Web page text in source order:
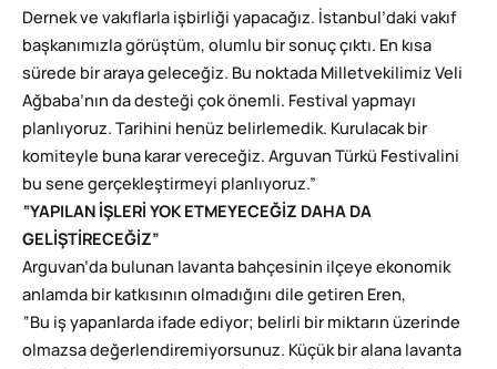
Dernek ve vakıflarla işbirliği yapacağız. İstanbul’daki vakıf
başkanımızla görüştüm, olumlu bir sonuç çıktı. En kısa
sürede bir araya geleceğiz. Bu noktada Milletvekilimiz Veli
Ağbaba’nın da desteği çok önemli. Festival yapmayı
planlıyoruz. Tarihini henüz belirlemedik. Kurulacak bir
komiteyle buna karar vereceğiz. Arguvan Türkü Festivalini
bu sene gerçekleştirmeyi planlıyoruz.”
“YAPILAN İŞLERİ YOK ETMEYECEĞİZ DAHA DA
GELİŞTİRECEĞİZ”
Arguvan’da bulunan lavanta bahçesinin ilçeye ekonomik
anlamda bir katkısının olmadığını dile getiren Eren,
“Bu iş yapanlarda ifade ediyor; belirli bir miktarın üzerinde
olmazsa değerlendiremiyorsunuz. Küçük bir alana lavanta